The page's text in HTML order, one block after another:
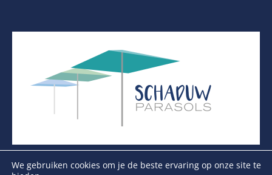
We gebruiken cookies om je de beste ervaring op onze site te